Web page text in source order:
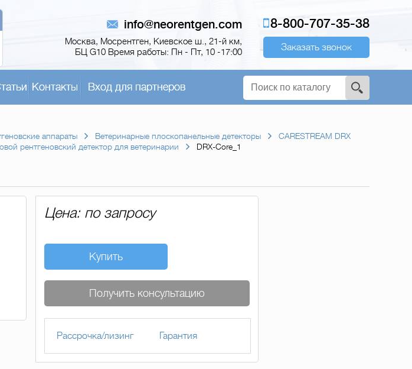
info@neorentgen.com
Москва, Мосрентген, Киевское ш., 21-й км,
БЦ G10 Время работы: Пн - Пт, 10 -17:00
8-800-707-35-38
Заказать звонок
Контакты Вход для партнеров
аппараты Ветеринарные плоскопанельные детекторы
CARESTREAM DRX
рентгеновский детектор для ветеринарии
DRX-Core_1
Цена: по запросу
Купить
Получить консультацию
Рассрочка/лизинг Гарантия